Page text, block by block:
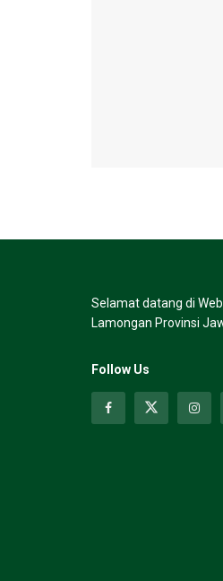
Selamat datang di
Lamongan Provinsi
Follow Us